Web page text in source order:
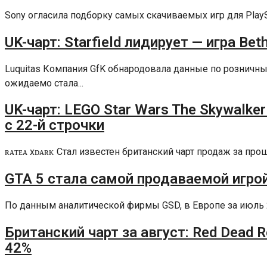
Sony огласила подборку самых скачиваемых игр для
UK-чарт: Starfield лидирует — игра
Luquitas Компания GfK обнародовала данные по
ожидаемо стала...
UK-чарт: LEGO Star Wars The
с 22-й строчки
ʀᴀᴛᴇᴀ xᴅᴀʀᴋ Стал известен британский чарт продаж за
GTA 5 стала самой продаваемой
По данным аналитической фирмы GSD, в Европе за июль
Британский чарт за август: Red
42%